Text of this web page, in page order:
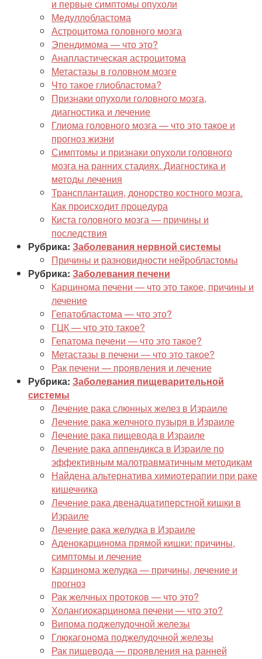
и первые симптомы опухоли
Медуллобластома
Астроцитома головного мозга
Эпендимома — что это?
Анапластическая астроцитома
Метастазы в головном мозге
Что такое глиобластома?
Признаки опухоли головного мозга,
диагностика и лечение
Глиома головного мозга — что это такое и
прогноз жизни
Симптомы и признаки опухоли головного
мозга на ранних стадиях. Диагностика и
методы лечения
Трансплантация, донорство костного мозга.
Как происходит процедура
Киста головного мозга — причины и
последствия
Рубрика: Заболевания нервной системы
Причины и разновидности нейробластомы
Рубрика: Заболевания печени
Карцинома печени — что это такое, причины и
лечение
Гепатобластома — что это?
ГЦК — что это такое?
Гепатома печени — что это такое?
Метастазы в печени — что это такое?
Рак печени — проявления и лечение
Рубрика: Заболевания пищеварительной
системы
Лечение рака слюнных желез в Израиле
Лечение рака желчного пузыря в Израиле
Лечение рака пищевода в Израиле
Лечение рака аппендикса в Израиле по
эффективным малотравматичным методикам
Найдена альтернатива химиотерапии при раке
кишечника
Лечение рака двенадцатиперстной кишки в
Израиле
Лечение рака желудка в Израиле
Аденокарцинома прямой кишки: причины,
симптомы и лечение
Карцинома желудка — причины, лечение и
прогноз
Рак желчных протоков — что это?
Холангиокарцинома печени — что это?
Випома поджелудочной железы
Глюкагонома поджелудочной железы
Рак пищевода — проявления на ранней